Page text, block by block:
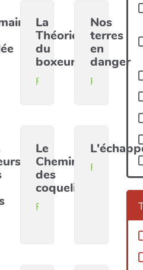
La
Théorie
du
boxeur
Film
Nos
terres
en
danger
Film
Le
Chemin
des
coquelicots
Film
Film